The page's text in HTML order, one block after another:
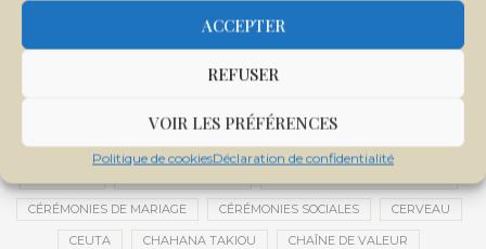
ACCEPTER
REFUSER
VOIR LES PRÉFÉRENCES
Politique de cookiesDéclaration de confidentialité
CENTRE DE SANTÉ COMMUNAUTAIRE
CENTRE INTERNATIONAL DE CONFÉRENCES DE BAMAKO
CENTRE MALI
CENTRE NATIONAL DES EXAMENS ET CONCOURS DE L’ÉDUCATION
CENTRES DE DONNÉES CERCLE DE RÉFLEXION À DISTANCE
CÉRÉMONIES DE MARIAGE CÉRÉMONIES SOCIALES CERVEAU
CEUTA CHAHANA TAKIOU CHAÎNE DE VALEUR